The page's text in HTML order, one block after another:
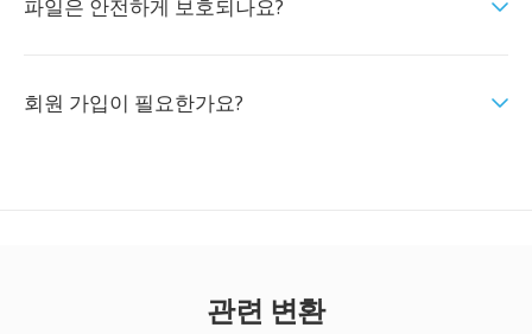
파일은 안전하게 보호되나요?
회원 가입이 필요한가요?
관련 변환